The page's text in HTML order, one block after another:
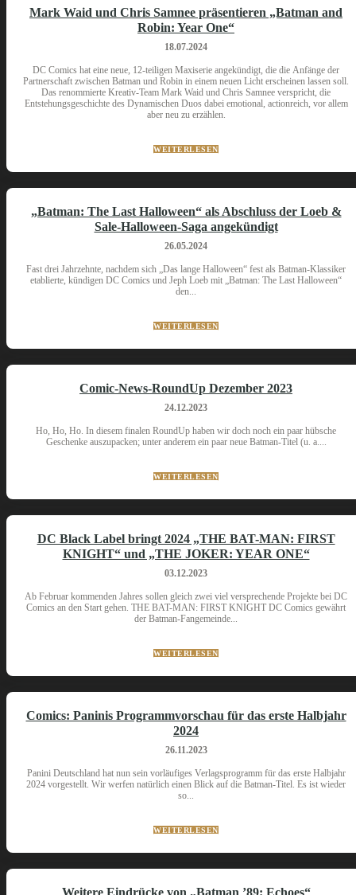
Mark Waid und Chris Samnee präsentieren „Batman and
Robin: Year One“
18.07.2024
DC Comics hat eine neue, 12-teiligen Maxiserie angekündigt, die die Anfänge der
Partnerschaft zwischen Batman und Robin in einem neuen Licht erscheinen lassen soll.
Das renommierte Kreativ-Team Mark Waid und Chris Samnee verspricht, die
Entstehungsgeschichte des Dynamischen Duos dabei emotional, actionreich, vor allem
aber neu zu erzählen.
WEITERLESEN
„Batman: The Last Halloween“ als Abschluss der Loeb &
Sale-Halloween-Saga angekündigt
26.05.2024
Fast drei Jahrzehnte, nachdem sich „Das lange Halloween“ fest als Batman-Klassiker
etablierte, kündigen DC Comics und Jeph Loeb mit „Batman: The Last Halloween“
den...
WEITERLESEN
Comic-News-RoundUp Dezember 2023
24.12.2023
Ho, Ho, Ho. In diesem finalen RoundUp haben wir doch noch ein paar hübsche
Geschenke auszupacken; unter anderem ein paar neue Batman-Titel (u. a....
WEITERLESEN
DC Black Label bringt 2024 „THE BAT-MAN: FIRST
KNIGHT“ und „THE JOKER: YEAR ONE“
03.12.2023
Ab Februar kommenden Jahres sollen gleich zwei viel versprechende Projekte bei DC
Comics an den Start gehen. THE BAT-MAN: FIRST KNIGHT DC Comics gewährt
der Batman-Fangemeinde...
WEITERLESEN
Comics: Paninis Programmvorschau für das erste Halbjahr
2024
26.11.2023
Panini Deutschland hat nun sein vorläufiges Verlagsprogramm für das erste Halbjahr
2024 vorgestellt. Wir werfen natürlich einen Blick auf die Batman-Titel. Es ist wieder
so...
WEITERLESEN
Weitere Eindrücke von „Batman ’89: Echoes“